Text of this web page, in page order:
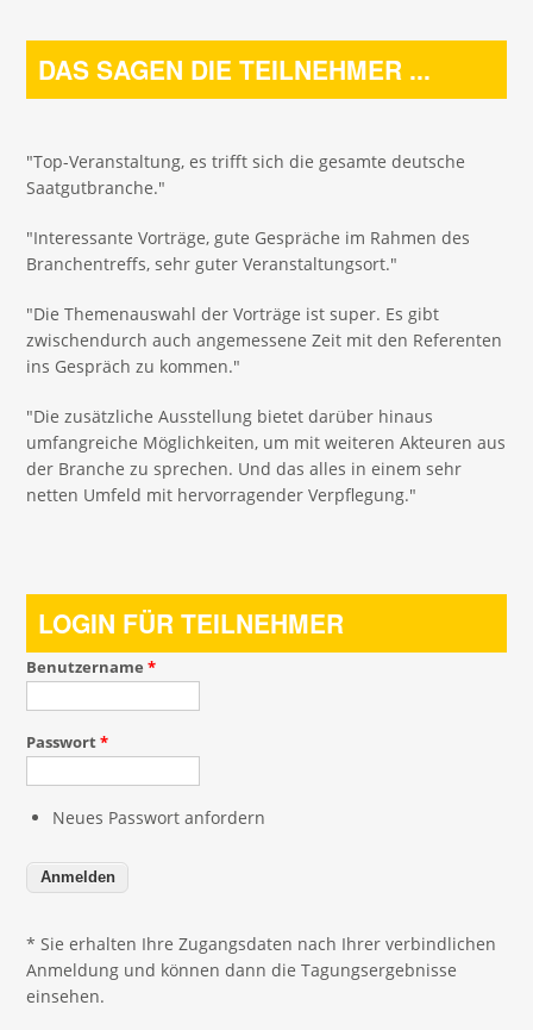
DAS SAGEN DIE TEILNEHMER ...
"Top-Veranstaltung, es trifft sich die gesamte deutsche
Saatgutbranche."
"Interessante Vorträge, gute Gespräche im Rahmen des
Branchentreffs, sehr guter Veranstaltungsort."
"Die Themenauswahl der Vorträge ist super. Es gibt
zwischendurch auch angemessene Zeit mit den Referenten
ins Gespräch zu kommen."
"Die zusätzliche Ausstellung bietet darüber hinaus
umfangreiche Möglichkeiten, um mit weiteren Akteuren aus
der Branche zu sprechen. Und das alles in einem sehr
netten Umfeld mit hervorragender Verpflegung."
LOGIN FÜR TEILNEHMER
Benutzername*
Passwort*
Neues Passwort anfordern
* Sie erhalten Ihre Zugangsdaten nach Ihrer verbindlichen
Anmeldung und können dann die Tagungsergebnisse
einsehen.